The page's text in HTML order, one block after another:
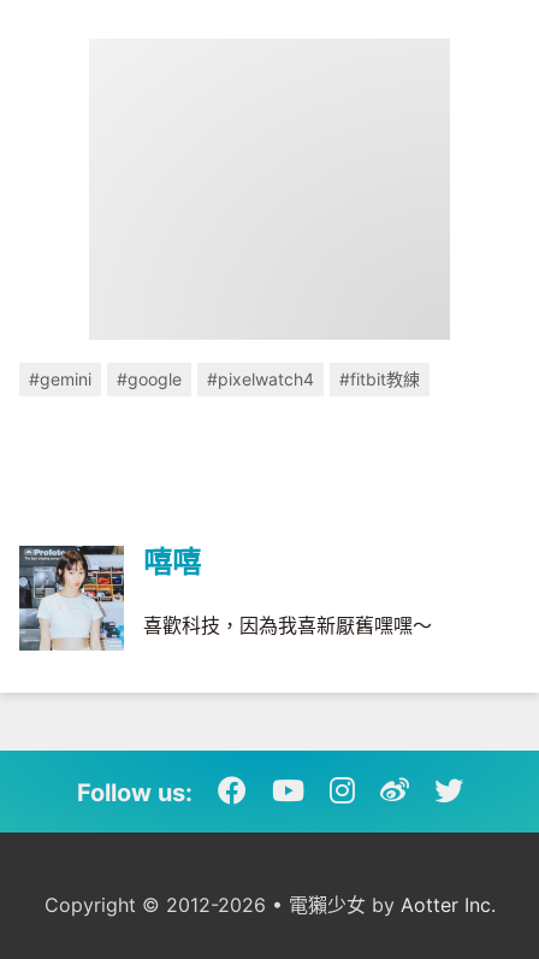
#gemini #google #pixelwatch4 #fitbit教練
嘻嘻
喜歡科技，因為我喜新厭舊嘿嘿～
Follow us:
Copyright © 2012-2026 • 電獺少女 by Aotter Inc.